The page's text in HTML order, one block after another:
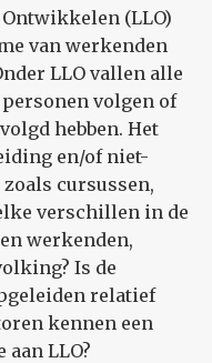
(LLO)
van werkenden
LLO vallen alle
volgen of
hebben. Het
en/of niet-
cursussen,
verschillen in de
werkenden,
Is de
relatief
kennen een
LLO?